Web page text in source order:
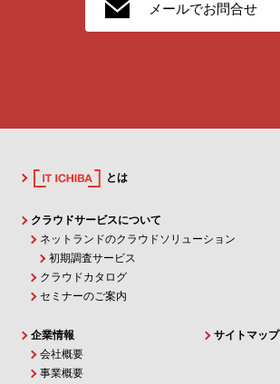
メールでお問合せ
とは
クラウドサービスについて
ネットランドのクラウドソリューション
初期調査サービス
クラウドカタログ
セミナーのご案内
企業情報
会社概要
事業概要
サイトマップ